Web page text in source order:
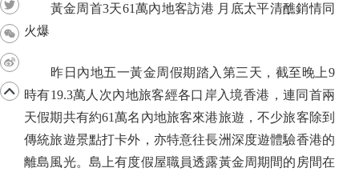
黃金周首3天61萬內地客訪港 月底太平清醮銷情同
火爆
昨日內地五一黃金周假期踏入第三天，截至晚上9
時有19.3萬人次內地旅客經各口岸入境香港，連同首兩
天假期共有約61萬名內地旅客來港旅遊，不少旅客除到
傳統旅遊景點打卡外，亦特意往長洲深度遊體驗香港的
離島風光。島上有度假屋職員透露黃金周期間的房間在